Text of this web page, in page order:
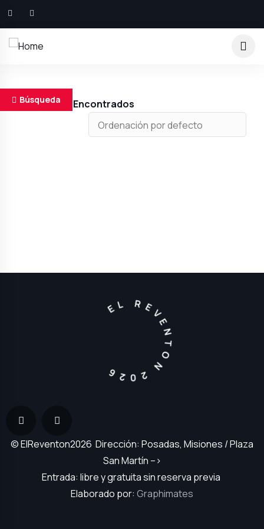
Búsqueda
Resultados Encontrados
EL REVENTON 2026
© ElReventon2026 Dirección: Posadas, Misiones / Plaza
San Martín –>
Entrada: libre y gratuita sin reserva previa
Elaborado por: Graphimates